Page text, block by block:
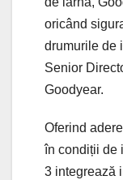
oricând
drumurile de
Senior
Goodyear.
Oferind
în condiții de
3 integrează